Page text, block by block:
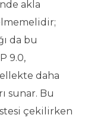
akla
da bu
9.0,
daha
sunar. Bu
çekilirken